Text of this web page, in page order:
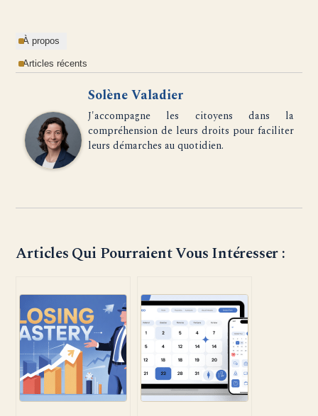
À propos
Articles récents
Solène Valadier
J'accompagne les citoyens dans la
compréhension de leurs droits pour faciliter
leurs démarches au quotidien.
Articles Qui Pourraient Vous Intéresser :